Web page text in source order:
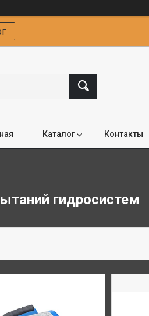
Каталог Контакты
гидросистем